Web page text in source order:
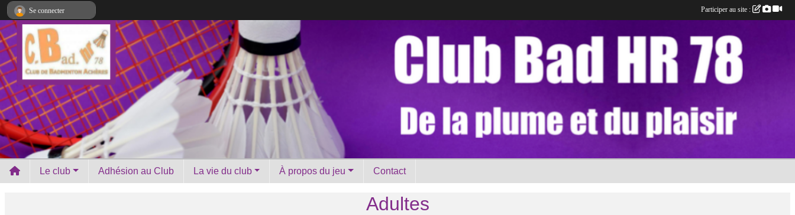
Le club Adhésion au Club La vie du club À propos du jeu Contact
Adultes
Se connecter Participer au site :
Panneau de gestion des cookies